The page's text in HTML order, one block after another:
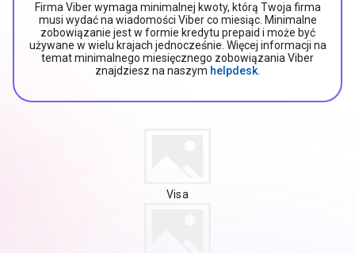
Firma Viber wymaga minimalnej kwoty, którą Twoja firma
musi wydać na wiadomości Viber co miesiąc. Minimalne
zobowiązanie jest w formie kredytu prepaid i może być
używane w wielu krajach jednocześnie. Więcej informacji na
temat minimalnego miesięcznego zobowiązania Viber
znajdziesz na naszym helpdesk
Visa